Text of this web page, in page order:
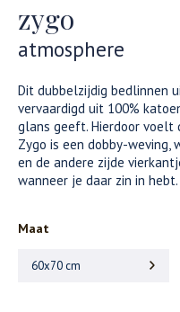
zygo
atmosphere
Dit dubbelzijdig bedlinnen
vervaardigd uit 100%
glans geeft. Hierdoor voelt
Zygo is een dobby-
en de andere zijde
wanneer je daar zin in hebt.
Maat
60x70 cm